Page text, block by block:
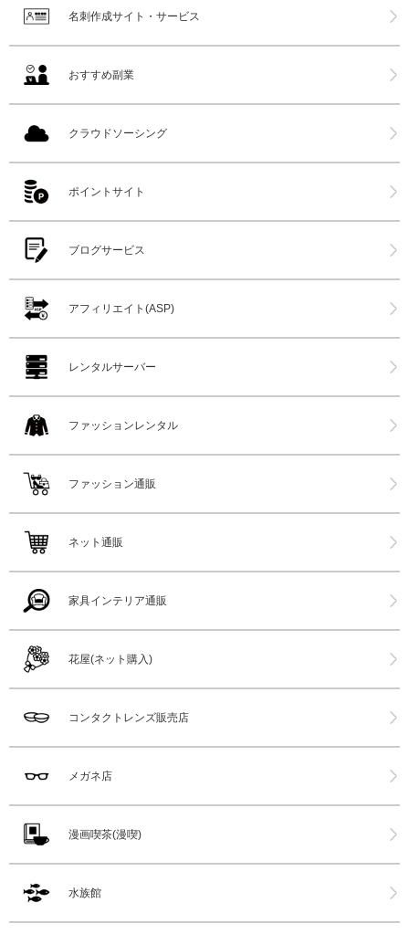
名刺作成サイト・サービス
おすすめ副業
クラウドソーシング
ポイントサイト
ブログサービス
アフィリエイト(ASP)
レンタルサーバー
ファッションレンタル
ファッション通販
ネット通販
家具インテリア通販
花屋(ネット購入)
コンタクトレンズ販売店
メガネ店
漫画喫茶(漫喫)
水族館